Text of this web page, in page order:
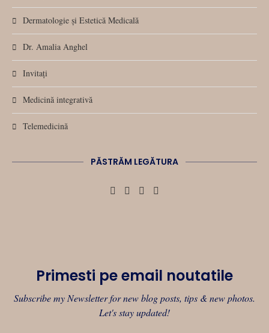
Dermatologie și Estetică Medicală
Dr. Amalia Anghel
Invitați
Medicină integrativă
Telemedicină
PĂSTRĂM LEGĂTURA
Primesti pe email noutatile
Subscribe my Newsletter for new blog posts, tips & new photos.
Let's stay updated!